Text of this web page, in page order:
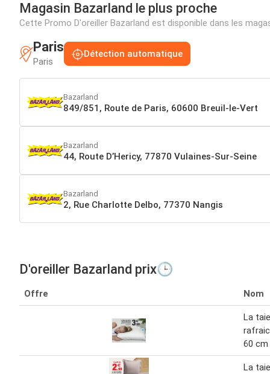
Magasin Bazarland le plus proche
Cette Promo D'oreiller Bazarland est disponible dans les
Paris
Paris
Détection automatique
Bazarland
849/851, Route de Paris, 60600 Breuil-le-Vert
Bazarland
44, Route D’Hericy, 77870 Vulaines-Sur-Seine
Bazarland
2, Rue Charlotte Delbo, 77370 Nangis
D'oreiller Bazarland prix🕒
Offre Nom
La
60 cm
La